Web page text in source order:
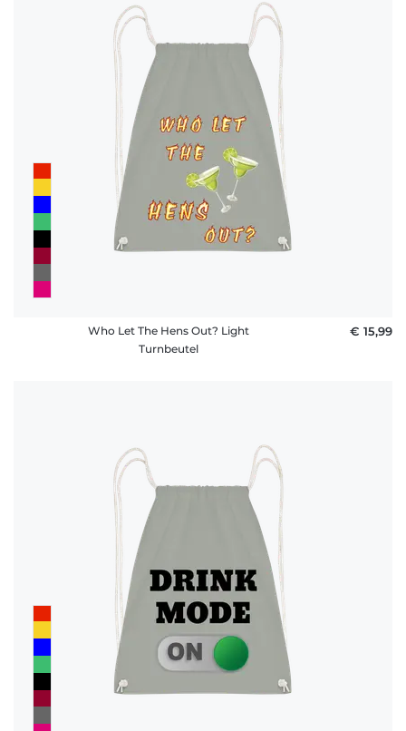
Who Let The Hens Out? Light
Turnbeutel
€ 15,99